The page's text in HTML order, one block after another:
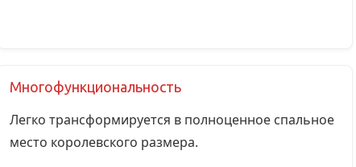
Многофункциональность
Легко трансформируется в полноценное спальное
место королевского размера.